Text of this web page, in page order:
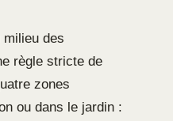
milieu des
règle stricte de
zones
ou dans le jardin :